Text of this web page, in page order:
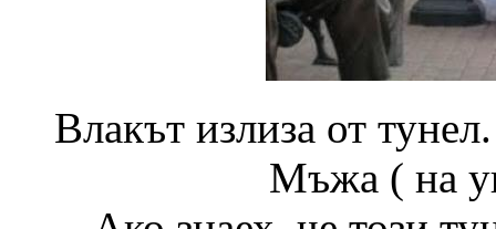
Влакът излиза от
Мъжа ( на